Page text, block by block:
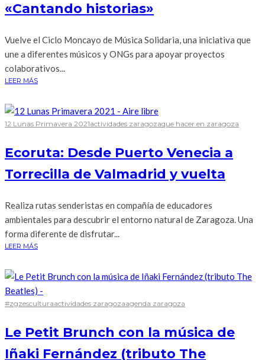
«Cantando historias»
Vuelve el Ciclo Moncayo de Música Solidaria, una iniciativa que
une a diferentes músicos y ONGs para apoyar proyectos
colaborativos...
LEER MÁS
12 Lunas Primavera 2021actividades zaragozaque hacer en zaragoza
Ecoruta: Desde Puerto Venecia a
Torrecilla de Valmadrid y vuelta
Realiza rutas senderistas en compañía de educadores
ambientales para descubrir el entorno natural de Zaragoza. Una
forma diferente de disfrutar...
LEER MÁS
#zgzesculturaactividades zaragozaagenda zaragoza
Le Petit Brunch con la música de
Iñaki Fernández (tributo The